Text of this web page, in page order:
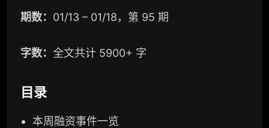
期数： 01/13 – 01/18，第 95 期
字数： 全文共计 5900+ 字
目录
本周融资事件一览